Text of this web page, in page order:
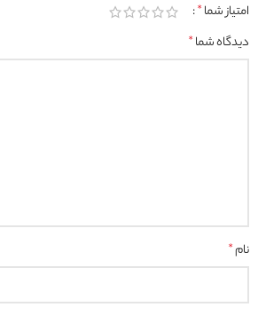
امتیاز شما*
دیدگاه شما*
نام*